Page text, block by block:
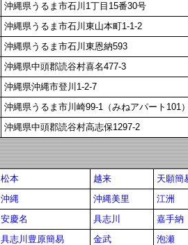
沖縄県うるま市石川1丁目15番30号
沖縄県うるま市石川東山本町1-1-2
沖縄県うるま市石川東恩納593
沖縄県中頭郡読谷村喜名477-3
沖縄県沖縄市登川1-2-7
沖縄県うるま市川崎99-1（みねアパート101
沖縄県中頭郡読谷村高志保1297-2
松本 越来
天願簡
沖縄 沖縄美里
江洲
安慶名 具志川
嘉手納
具志川豊原簡易 金武
泡瀬